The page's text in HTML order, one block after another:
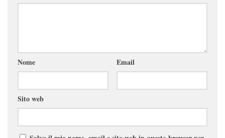
Nome Email
Sito web